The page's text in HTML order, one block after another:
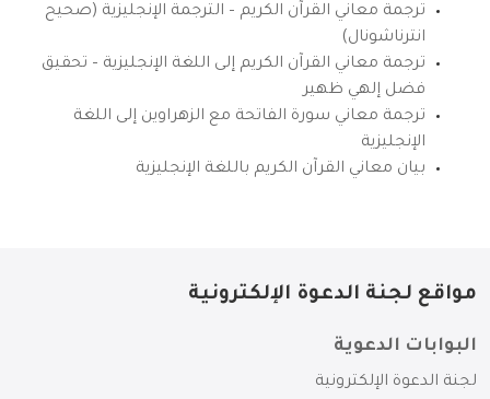
ترجمة معاني القرآن الكريم – الترجمة الإنجليزية (صحيح
انترناشونال)
ترجمة معاني القرآن الكريم إلى اللغة الإنجليزية – تحقيق
فضل إلهي ظهير
ترجمة معاني سورة الفاتحة مع الزهراوين إلى اللغة
الإنجليزية
بيان معاني القرآن الكريم باللغة الإنجليزية
مواقع لجنة الدعوة الإلكترونية
البوابات الدعوية
لجنة الدعوة الإلكترونية